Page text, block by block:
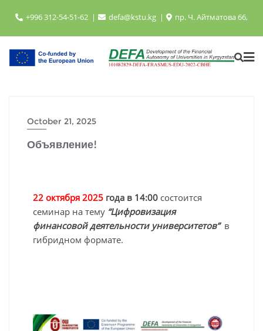
+996 312-54-51-62 defa@kstu.kg пр. Ч. Айтматова 66,
October 21, 2025
Объявление!
22 октября 2025 года в 14:00 состоится
семинар на тему “Цифровизация
финансовой деятельности университетов” в
гибридном формате.